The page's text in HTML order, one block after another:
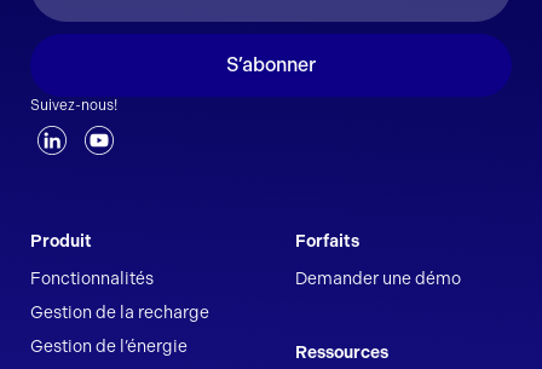
Suivez-nous!
S’abonner
Produit
Fonctionnalités
Gestion de la recharge
Gestion de l’énergie
Forfaits
Demander une démo
Ressources